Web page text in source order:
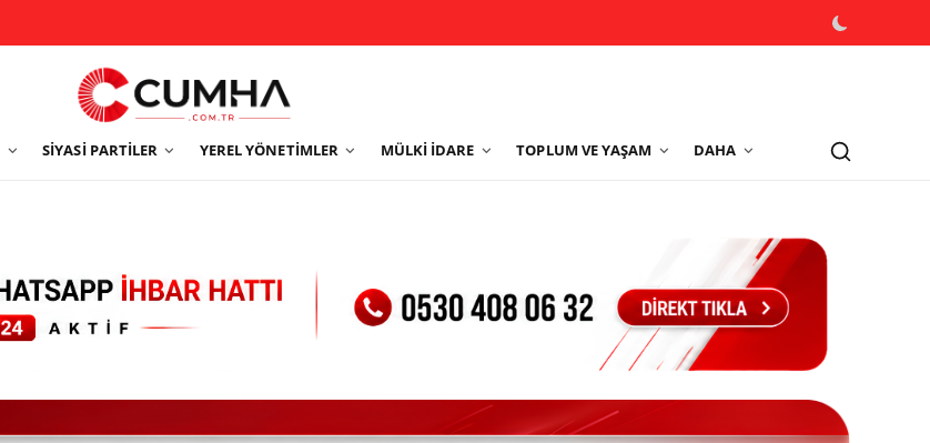
SIYASI PARTILER YEREL YÖNETIMLER MÜLKI İDARE TOPLUM VE YAŞAM DAHA